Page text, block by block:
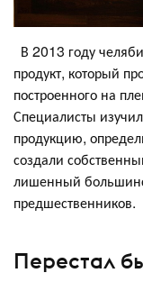
В 2013 году
продукт, который
построенного на
Специалисты
продукцию,
создали
лишенный
предшественников.
Перестал